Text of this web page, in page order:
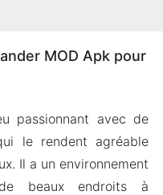
MOD Apk pour
passionnant avec de
le rendent agréable
Il a un environnement
beaux endroits à